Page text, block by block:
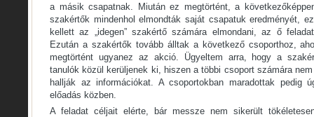
a másik csapatnak. Miután ez megtörtént, a
szakértők mindenhol elmondták saját csapatuk eredményét,
kellett az „idegen” szakértő számára elmondani, az ő
Ezután a szakértők tovább álltak a következő csoporthoz,
megtörtént ugyanez az akció. Ügyeltem arra, hogy a
tanulók közül kerüljenek ki, hiszen a többi csoport számára
hallják az információkat. A csoportokban maradottak pedig
előadás közben.
A feladat céljait elérte, bár messze nem sikerült